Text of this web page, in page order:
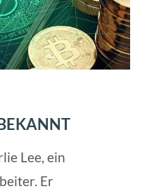
Lee, ein
Er